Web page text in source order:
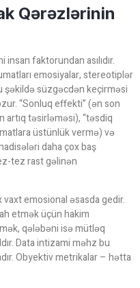
Qərəzlərinin
faktorundan asılıdır.
emosiyalar, stereotiplər
şəkildə süzgəcdən keçirməsi
“Sonluq effekti” (ən son
təsirləməsi), “təsdiq
üstünlük vermə) və
daha çox baş
tez rast gəlinən
emosional əsasda gedir.
etmək üçün hakim
qələbəni isə mütləq
Data intizami məhz bu
Obyektiv metrikalar – hətta